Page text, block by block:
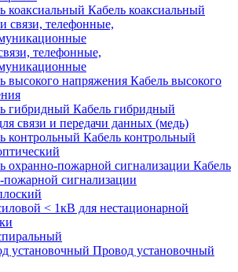
Кабель коаксиальный
телефонные,
Кабель высокого
Кабель гибридный
связи и передачи данных (медь)
Кабель контрольный
Кабель
пожарной сигнализации
< 1кВ для нестационарной
Провод установочный